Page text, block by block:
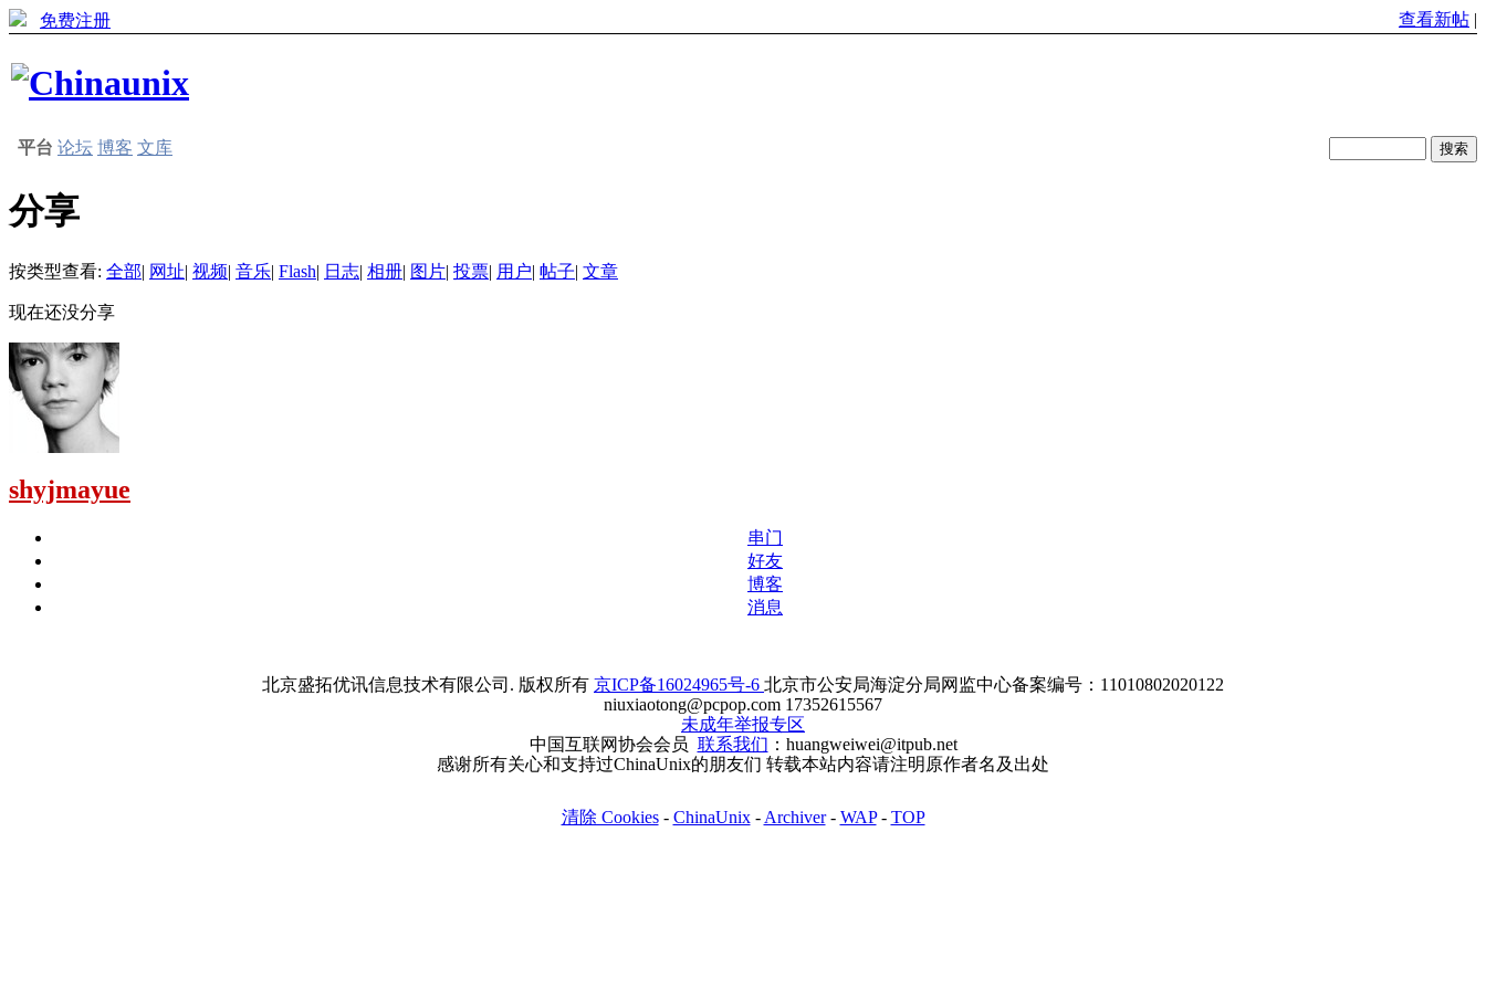
免费注册 查看新帖 |
平台 论坛 博客 文库
分享
按类型查看: 全部| 网址| 视频| 音乐| Flash| 日志| 相册| 图片| 投票| 用户| 帖子| 文章
现在还没分享
shyjmayue
串门
好友
博客
消息
北京盛拓优讯信息技术有限公司. 版权所有 京ICP备16024965号-6 北京市公安局海淀分局网监中心备案编号：11010802020122
niuxiaotong@pcpop.com 17352615567
未成年举报专区
中国互联网协会会员 联系我们 ：huangweiwei@itpub.net
感谢所有关心和支持过ChinaUnix的朋友们 转载本站内容请注明原作者名及出处
清除 Cookies- ChinaUnix- Archiver- WAP- TOP